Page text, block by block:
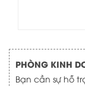
PHÒNG KINH
Bạn cần sự hỗ